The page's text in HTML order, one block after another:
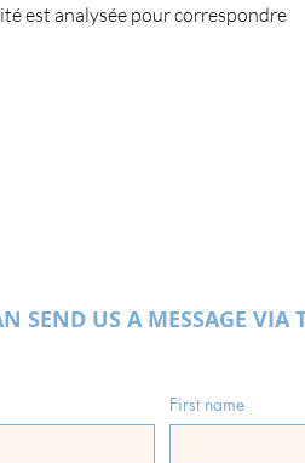
est analysée pour correspondre
SEND US A MESSAGE VIA
First name